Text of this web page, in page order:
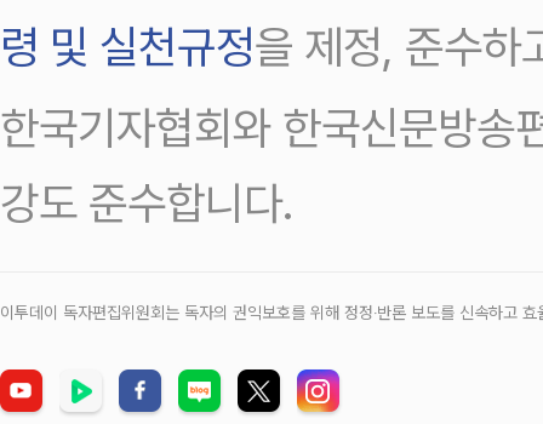
령 및 실천규정을 제정, 준수하
한국기자협회와 한국신문방송
강도 준수합니다.
이투데이 독자편집위원회는 독자의 권익보호를 위해 정정‧반론 보도를 신속하고